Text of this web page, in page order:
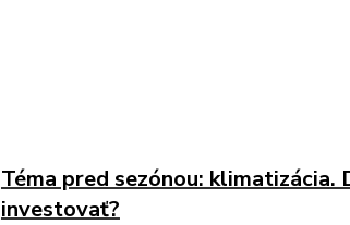
Téma pred sezónou:
investovať?